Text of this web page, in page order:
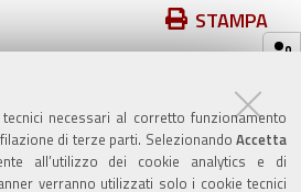
necessari al corretto funzionamento
di terze parti. Selezionando Accetta
all’utilizzo dei cookie analytics e di
verranno utilizzati solo i cookie tecnici
STAMPA